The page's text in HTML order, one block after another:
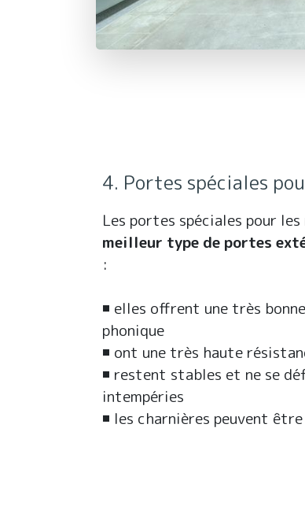
4. Portes spéciales
Les portes spéciales pour
meilleur type de portes
:
◾ elles offrent une très
phonique
◾ ont une très haute
◾ restent stables et ne se
intempéries
◾ les charnières peuvent